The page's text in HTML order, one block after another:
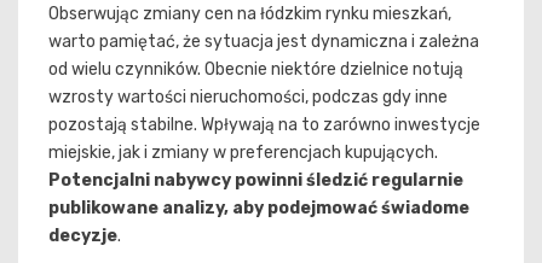
Obserwując zmiany cen na łódzkim rynku mieszkań,
warto pamiętać, że sytuacja jest dynamiczna i zależna
od wielu czynników. Obecnie niektóre dzielnice notują
wzrosty wartości nieruchomości, podczas gdy inne
pozostają stabilne. Wpływają na to zarówno inwestycje
miejskie, jak i zmiany w preferencjach kupujących.
Potencjalni nabywcy powinni śledzić regularnie
publikowane analizy, aby podejmować świadome
decyzje.